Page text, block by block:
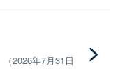
2026年7月31日